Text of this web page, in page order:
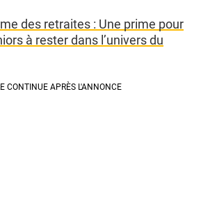
des retraites : Une prime pour
à rester dans l’univers du